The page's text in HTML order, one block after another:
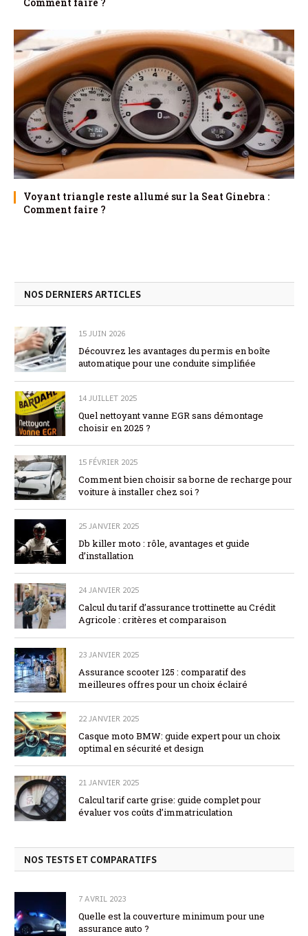
Comment faire ?
Voyant triangle reste allumé sur la Seat Ginebra :
Comment faire ?
NOS DERNIERS ARTICLES
15 JUIN 2026
Découvrez les avantages du permis en boîte
automatique pour une conduite simplifiée
14 JUILLET 2025
Quel nettoyant vanne EGR sans démontage
choisir en 2025 ?
15 FÉVRIER 2025
Comment bien choisir sa borne de recharge pour
voiture à installer chez soi ?
25 JANVIER 2025
Db killer moto : rôle, avantages et guide
d’installation
24 JANVIER 2025
Calcul du tarif d’assurance trottinette au Crédit
Agricole : critères et comparaison
23 JANVIER 2025
Assurance scooter 125 : comparatif des
meilleures offres pour un choix éclairé
22 JANVIER 2025
Casque moto BMW: guide expert pour un choix
optimal en sécurité et design
21 JANVIER 2025
Calcul tarif carte grise: guide complet pour
évaluer vos coûts d’immatriculation
NOS TESTS ET COMPARATIFS
7 AVRIL 2023
Quelle est la couverture minimum pour une
assurance auto ?